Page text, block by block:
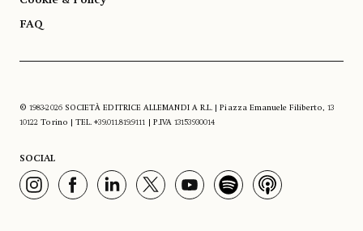
FAQ
© 1983-2026 SOCIETÀ EDITRICE ALLEMANDI A R.L. | Piazza Emanuele Filiberto, 13
10122 Torino | TEL. +39.011.819.9111 | P.IVA 13153930014
SOCIAL